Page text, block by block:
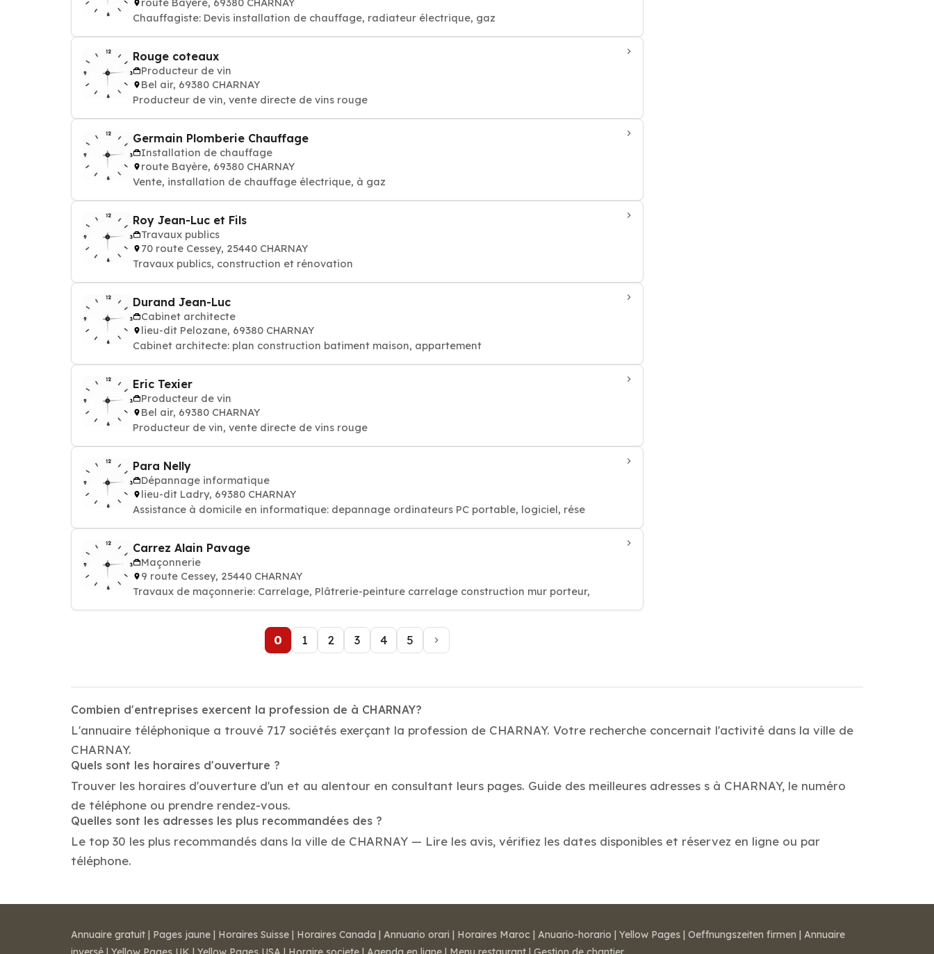
Chauffagiste: Devis installation de chauffage, radiateur électrique, gaz
Rouge coteaux
Producteur de vin
Bel air, 69380 CHARNAY
Producteur de vin, vente directe de vins rouge
Germain Plomberie Chauffage
Installation de chauffage
route Bayère, 69380 CHARNAY
Vente, installation de chauffage électrique, à gaz
Roy Jean-Luc et Fils
Travaux publics
70 route Cessey, 25440 CHARNAY
Travaux publics, construction et rénovation
Durand Jean-Luc
Cabinet architecte
lieu-dit Pelozane, 69380 CHARNAY
Cabinet architecte: plan construction batiment maison, appartement
Eric Texier
Producteur de vin
Bel air, 69380 CHARNAY
Producteur de vin, vente directe de vins rouge
Para Nelly
Dépannage informatique
lieu-dit Ladry, 69380 CHARNAY
Assistance à domicile en informatique: depannage ordinateurs PC portable, logiciel, rése
Carrez Alain Pavage
Maçonnerie
9 route Cessey, 25440 CHARNAY
Travaux de maçonnerie: Carrelage, Plâtrerie-peinture carrelage construction mur porteur,
0 1 2 3 4 5
Combien d'entreprises exercent la profession de à CHARNAY?
L'annuaire téléphonique a trouvé 717 sociétés exerçant la profession de CHARNAY. Votre recherche concernait l'activité dans la ville de
CHARNAY.
Quels sont les horaires d'ouverture ?
Trouver les horaires d'ouverture d'un et au alentour en consultant leurs pages. Guide des meilleures adresses s à CHARNAY, le numéro
de téléphone ou prendre rendez-vous.
Quelles sont les adresses les plus recommandées des ?
Le top 30 les plus recommandés dans la ville de CHARNAY — Lire les avis, vérifiez les dates disponibles et réservez en ligne ou par
téléphone.
Annuaire gratuit | Pages jaune | Horaires Suisse | Horaires Canada | Annuario orari | Horaires Maroc | Anuario-horario | Yellow Pages | Oeffnungszeiten firmen | Annuaire